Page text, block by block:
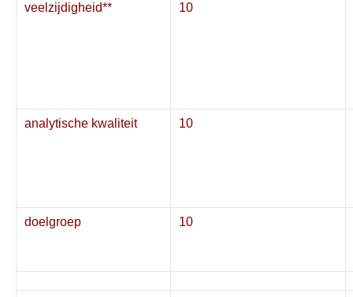
veelzijdigheid** 10
analytische kwaliteit 10
doelgroep 10